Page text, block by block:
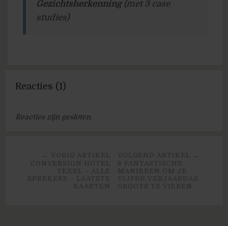
Gezichtsherkenning(met 3 case
studies)
Reacties (1)
Reacties zijn gesloten.
VOLGEND ARTIKEL →
6 FANTASTISCHE
MANIEREN OM JE
VIJFDE VERJAARDAG
GROOTS TE VIEREN
← VORIG ARTIKEL
CONVERSION HOTEL
TEXEL – ALLE
SPREKERS – LAATSTE
KAARTEN